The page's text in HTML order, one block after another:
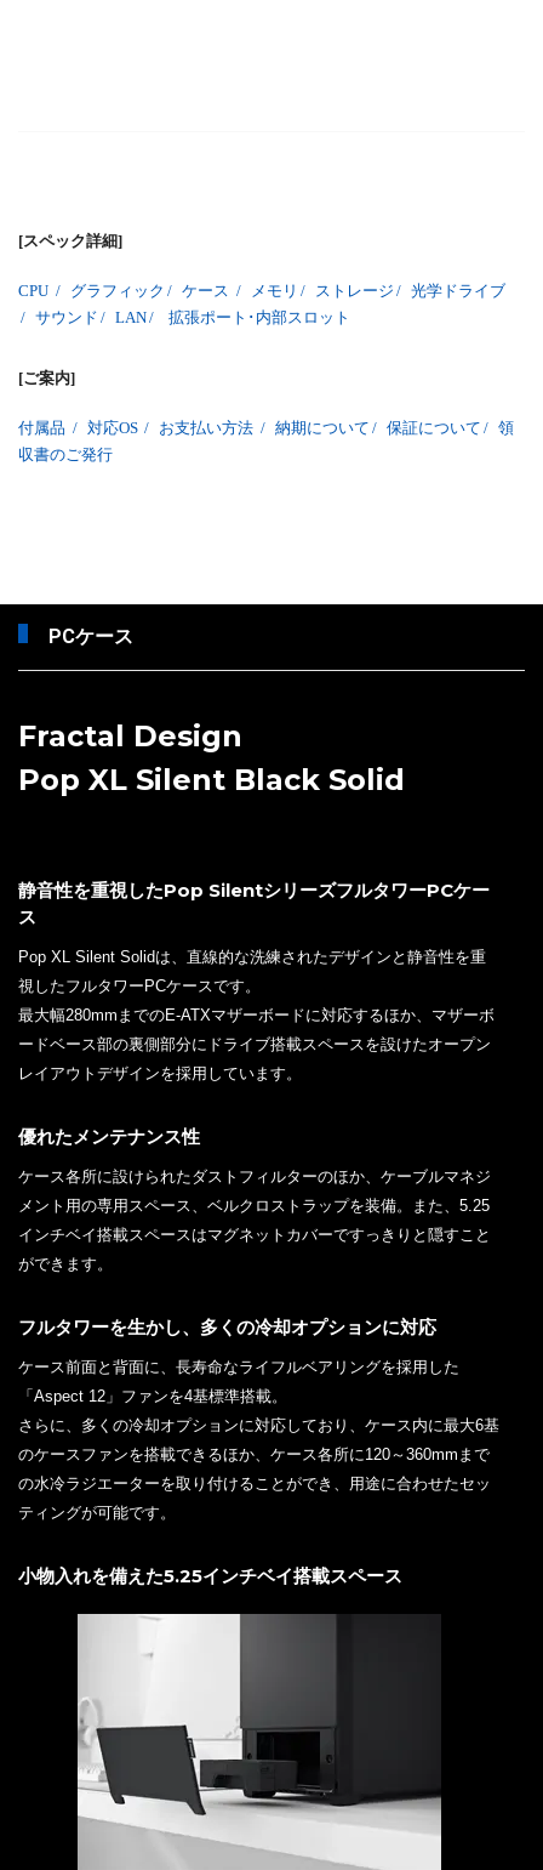
[スペック詳細]
CPU / グラフィック / ケース / メモリ / ストレージ / 光学ドライブ
/ サウンド / LAN/ 拡張ポート･内部スロット
[ご案内]
付属品 / 対応OS / お支払い方法 / 納期について / 保証について / 領
収書のご発行
PCケース
Fractal Design
Pop XL Silent Black Solid
静音性を重視したPop SilentシリーズフルタワーPCケー
ス
Pop XL Silent Solidは、直線的な洗練されたデザインと静音性を重
視したフルタワーPCケースです。
最大幅280mmまでのE-ATXマザーボードに対応するほか、マザーボ
ードベース部の裏側部分にドライブ搭載スペースを設けたオープン
レイアウトデザインを採用しています。
優れたメンテナンス性
ケース各所に設けられたダストフィルターのほか、ケーブルマネジ
メント用の専用スペース、ベルクロストラップを装備。また、5.25
インチベイ搭載スペースはマグネットカバーですっきりと隠すこと
ができます。
フルタワーを生かし、多くの冷却オプションに対応
ケース前面と背面に、長寿命なライフルベアリングを採用した
「Aspect 12」ファンを4基標準搭載。
さらに、多くの冷却オプションに対応しており、ケース内に最大6基
のケースファンを搭載できるほか、ケース各所に120～360mmまで
の水冷ラジエーターを取り付けることができ、用途に合わせたセッ
ティングが可能です。
小物入れを備えた5.25インチベイ搭載スペース